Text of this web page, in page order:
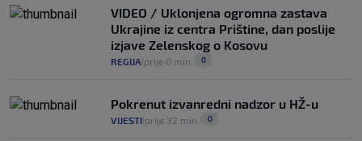
rajčica košta deset eura: "Nećete ih
vidjeti na akcijama u trgovinama"
VIJESTI 8
VIDEO / Uklonjena ogromna zastava
Ukrajine iz centra Prištine, dan poslije
izjave Zelenskog o Kosovu
REGIJA prije 0 min. 0
Pokrenut izvanredni nadzor u HŽ-u
VIJESTI prije 32 min. 0